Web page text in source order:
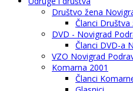
Društvo žena
Članci Društva
DVD - Novigrad
Članci DVD-a
VZO Novigrad
Komarna 2001
Članci